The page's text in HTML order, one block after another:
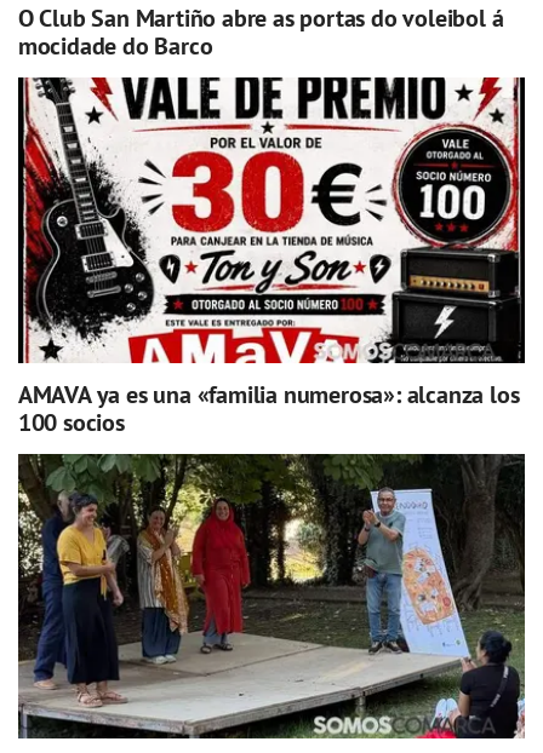
O Club San Martiño abre as portas do voleibol á
mocidade do Barco
AMAVA ya es una «familia numerosa»: alcanza los
100 socios